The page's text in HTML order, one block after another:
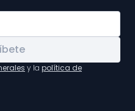
y la política de